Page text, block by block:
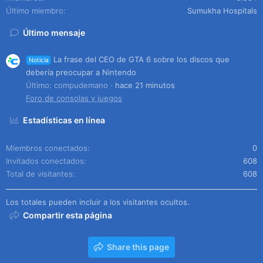
Último miembro
Sumukha Hospitals
Último mensaje
Noticia
La frase del CEO de GTA 6 sobre los discos que
debería preocupar a Nintendo
Último: compudemano
hace 21 minutos
Foro de consolas y juegos
Estadísticas en línea
Miembros conectados
0
Invitados conectados
608
Total de visitantes
608
Los totales pueden incluir a los visitantes ocultos.
Compartir esta página
Share this page